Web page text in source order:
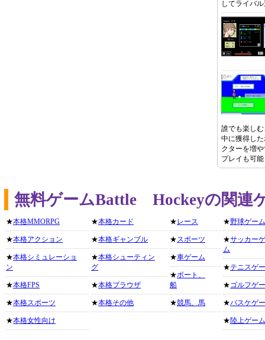
してライバ
誰でも楽し
中に獲得し
クターを増
プレイも可
無料ゲームBattle Hockeyの関連
★本格MMORPG
★本格アクション
★本格シミュレーショ
ン
★本格FPS
★本格スポーツ
★本格女性向け
★本格カード
★本格ギャンブル
★本格シューティン
グ
★本格ブラウザ
★本格その他
★レース
★スポーツ
★車ゲーム
★ボート、
船
★競馬、馬
★野球ゲーム
★サッカー
ム
★テニスゲ
★ゴルフゲ
★バスケゲ
★陸上ゲーム